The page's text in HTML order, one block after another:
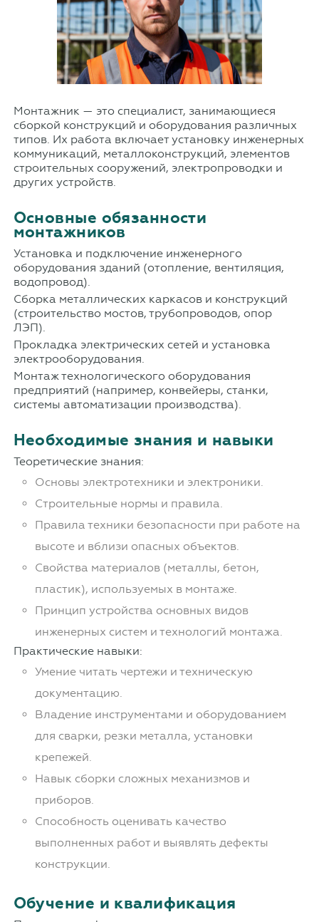
Монтажник — это специалист, занимающиеся
сборкой конструкций и оборудования различных
типов. Их работа включает установку инженерных
коммуникаций, металлоконструкций, элементов
строительных сооружений, электропроводки и
других устройств.
Основные обязанности
монтажников
Установка и подключение инженерного
оборудования зданий (отопление, вентиляция,
водопровод).
Сборка металлических каркасов и конструкций
(строительство мостов, трубопроводов, опор
ЛЭП).
Прокладка электрических сетей и установка
электрооборудования.
Монтаж технологического оборудования
предприятий (например, конвейеры, станки,
системы автоматизации производства).
Необходимые знания и навыки
Теоретические знания:
Основы электротехники и электроники.
Строительные нормы и правила.
Правила техники безопасности при работе на
высоте и вблизи опасных объектов.
Свойства материалов (металлы, бетон,
пластик), используемых в монтаже.
Принцип устройства основных видов
инженерных систем и технологий монтажа.
Практические навыки:
Умение читать чертежи и техническую
документацию.
Владение инструментами и оборудованием
для сварки, резки металла, установки
крепежей.
Навык сборки сложных механизмов и
приборов.
Способность оценивать качество
выполненных работ и выявлять дефекты
конструкции.
Обучение и квалификация